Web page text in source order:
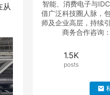
从
智能、消费电子与
借广泛科技圈人脉，
师及企业高层，持续
商务合作咨询
1.5K
posts